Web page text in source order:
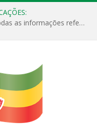
Relatórios Detalhados contendo todas as informações referentes a execução de recursos destinados ao fomento de projetos culturais no Município de Jacundá entre os anos de 2022 ao presente ano de 2026.